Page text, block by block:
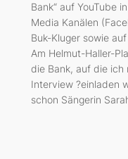
Bank“ auf YouTube
Media Kanälen
Buk-Kluger sowie
Am Helmut-Haller-
die Bank, auf die ich
Interview ?einladen
schon Sängerin